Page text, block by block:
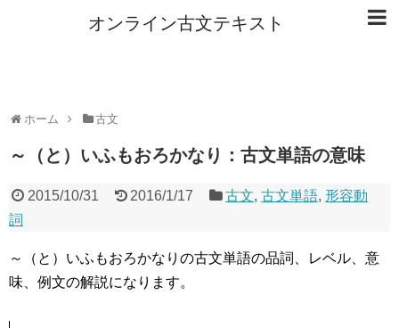
オンライン古文テキスト
ホーム 古文
～（と）いふもおろかなり：古文単語の意味
2015/10/31 2016/1/17 古文,古文単語,形容動
詞
～（と）いふもおろかなりの古文単語の品詞、レベル、意
味、例文の解説になります。